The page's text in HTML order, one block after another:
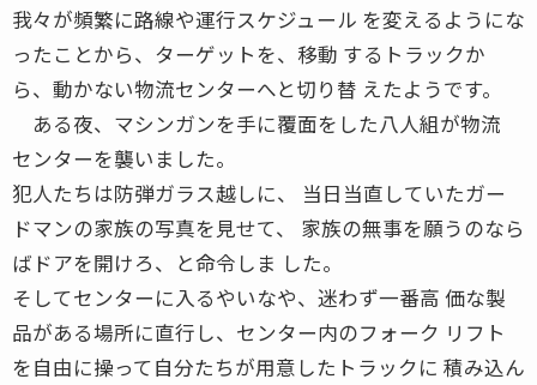
我々が頻繁に路線や運行スケジュール を変えるようにな
ったことから、ターゲットを、移動 するトラックか
ら、動かない物流センターへと切り替 えたようです。
ある夜、マシンガンを手に覆面をした八人組が物流
センターを襲いました。
犯人たちは防弾ガラス越しに、 当日当直していたガー
ドマンの家族の写真を見せて、 家族の無事を願うのなら
ばドアを開けろ、と命令しま した。
そしてセンターに入るやいなや、迷わず一番高 価な製
品がある場所に直行し、センター内のフォーク リフト
を自由に操って自分たちが用意したトラックに 積み込ん